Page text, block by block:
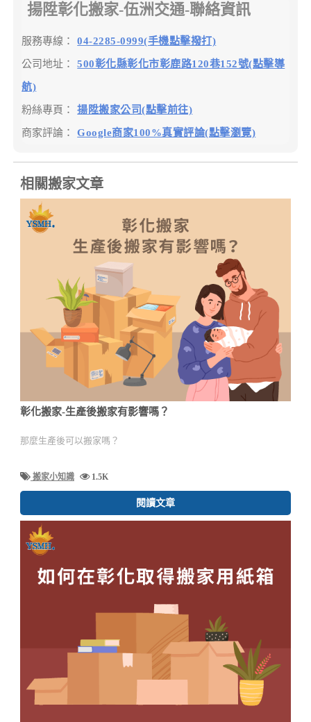
揚陞彰化搬家-伍洲交通-聯絡資訊
服務專線： 04-2285-0999(手機點擊撥打)
公司地址： 500彰化縣彰化市彰鹿路120巷152號(點擊導
航)
粉絲專頁： 揚陞搬家公司(點擊前往)
商家評論： Google商家100%真實評論(點擊瀏覽)
相關搬家文章
彰化搬家-生產後搬家有影響嗎？
那麼生產後可以搬家嗎？
搬家小知識 1.5K
閱讀文章